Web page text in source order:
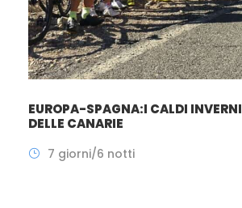
EUROPA-SPAGNA:I CALDI INVERNI
DELLE CANARIE
7 giorni/6 notti